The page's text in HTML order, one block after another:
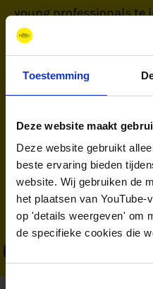
Toestemming
Deze website maakt
Deze website gebruikt
beste ervaring bieden
website. Wij gebruiken de
het plaatsen van
op 'details weergeven' om
de specifieke cookies die
young professionals te
in de energiesector.
ik onderdeel van het
jaarlijkse Wind meets
aan het project
Learn Hub. Daarnaast
medewerkers van New
ondernemingsraad.
Expertises:
Innovatiemanagement